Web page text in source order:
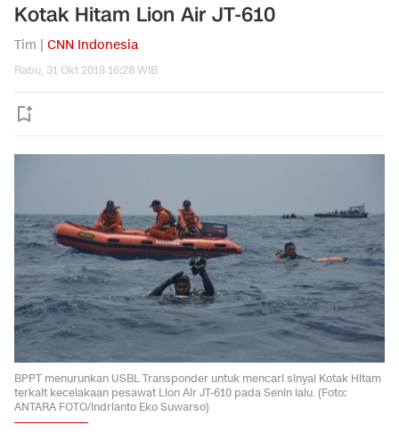
Kotak Hitam Lion Air JT-610
Tim | CNN Indonesia
Rabu, 31 Okt 2018 16:28 WIB
BPPT menurunkan USBL Transponder untuk mencari sinyal Kotak Hitam
terkait kecelakaan pesawat Lion Air JT-610 pada Senin lalu. (Foto:
ANTARA FOTO/Indrianto Eko Suwarso)